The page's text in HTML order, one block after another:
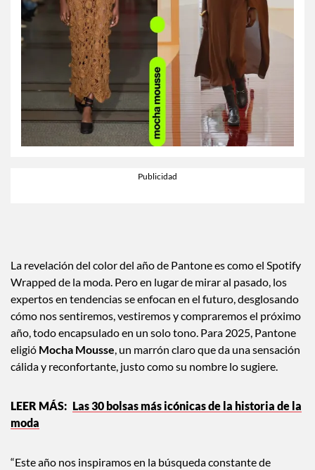
La revelación del color del año de Pantone es como el Spotify
Wrapped de la moda. Pero en lugar de mirar al pasado, los
expertos en tendencias se enfocan en el futuro, desglosando
cómo nos sentiremos, vestiremos y compraremos el próximo
año, todo encapsulado en un solo tono. Para 2025, Pantone
eligió Mocha Mousse, un marrón claro que da una sensación
cálida y reconfortante, justo como su nombre lo sugiere.
Las 30 bolsas más icónicas de la historia de la
moda
“Este año nos inspiramos en la búsqueda constante de